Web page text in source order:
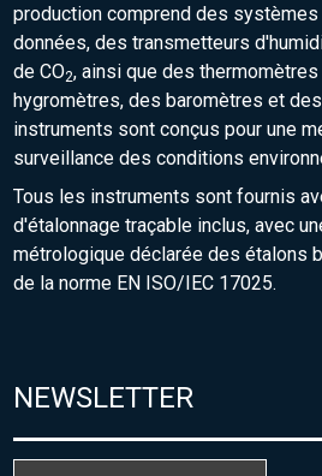
production comprend des
données, des transmetteurs
de CO2, ainsi que des
hygromètres, des baromètres et
instruments sont conçus pour une
surveillance des conditions
Tous les instruments sont fournis
d'étalonnage traçable inclus, avec
métrologique déclarée des étalons
de la norme EN ISO/IEC 17025.
NEWSLETTER